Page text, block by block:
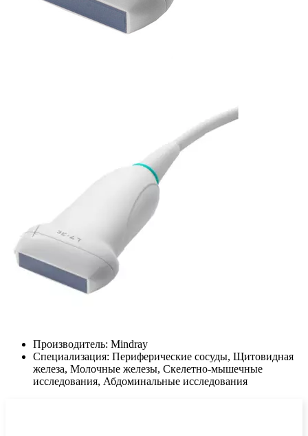
Производитель: Mindray
Специализация: Периферические сосуды, Щитовидная
железа, Молочные железы, Скелетно-мышечные
исследования, Абдоминальные исследования